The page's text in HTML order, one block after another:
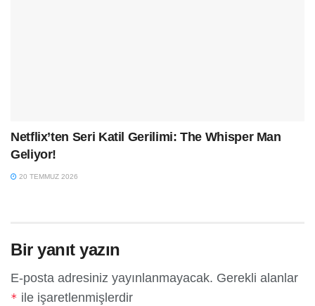
Netflix’ten Seri Katil Gerilimi: The Whisper Man
Geliyor!
20 TEMMUZ 2026
Bir yanıt yazın
E-posta adresiniz yayınlanmayacak. Gerekli alanlar
* ile işaretlenmişlerdir